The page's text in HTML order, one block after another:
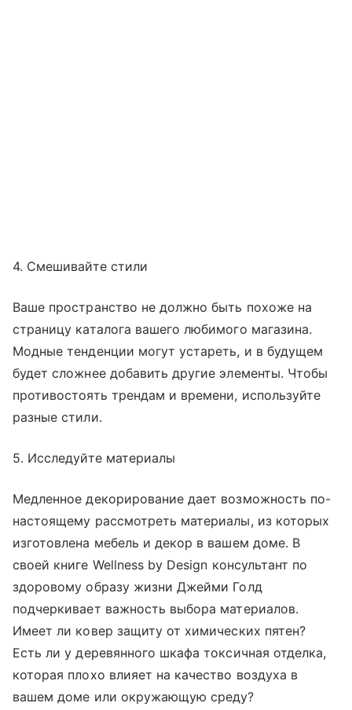
4. Смешивайте стили
Ваше пространство не должно быть похоже на
страницу каталога вашего любимого магазина.
Модные тенденции могут устареть, и в будущем
будет сложнее добавить другие элементы. Чтобы
противостоять трендам и времени, используйте
разные стили.
5. Исследуйте материалы
Медленное декорирование дает возможность по-
настоящему рассмотреть материалы, из которых
изготовлена мебель и декор в вашем доме. В
своей книге Wellness by Design консультант по
здоровому образу жизни Джейми Голд
подчеркивает важность выбора материалов.
Имеет ли ковер защиту от химических пятен?
Есть ли у деревянного шкафа токсичная отделка,
которая плохо влияет на качество воздуха в
вашем доме или окружающую среду?